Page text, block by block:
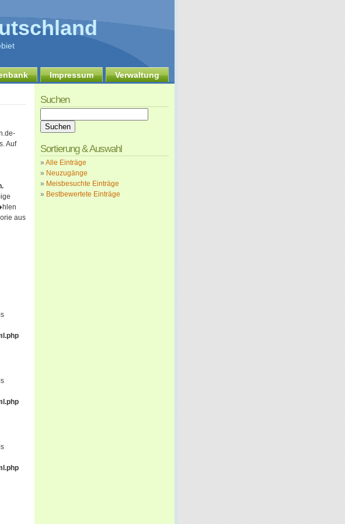
Impressum Verwaltung
Auf
aus
Suchen
Sortierung & Auswahl
» Alle Einträge
» Neuzugänge
» Meisbesuchte Einträge
» Bestbewertete Einträge